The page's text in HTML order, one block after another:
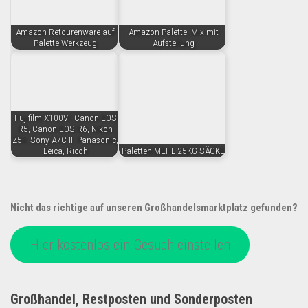
Amazon Retourenware auf
Palette Werkzeug
Amazon Palette, Mix mit
Aufstellung
Fujifilm X100VI, Canon EOS
R5, Canon EOS R6, Nikon
Z5II, Sony A7C II, Panasonic,
Leica, Ricoh
Paletten MEHL 25KG SÄCKE
Nicht das richtige auf unseren Großhandelsmarktplatz gefunden?
Hier kostenlos ein Gesuch einstellen
Großhandel, Restposten und Sonderposten